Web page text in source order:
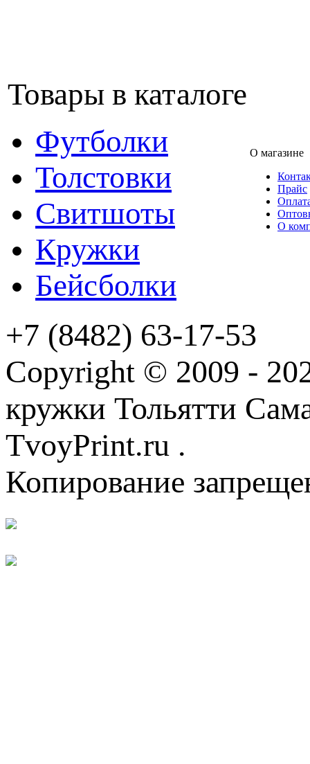
Товары в каталоге
Футболки
Толстовки
Свитшоты
Кружки
Бейсболки
О магазине
Прайс
О
+7 (8482) 63-17-53
Copyright © 2009 -
кружки Тольятти
TvoyPrint.ru .
Копирование